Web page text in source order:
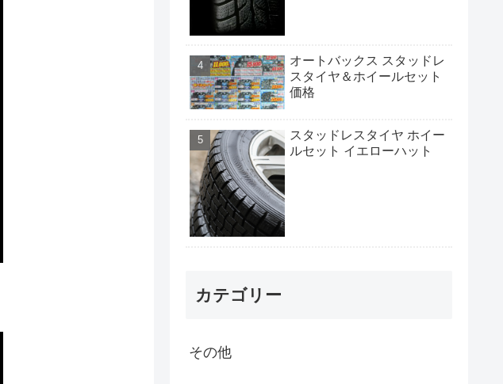
オートバックス スタッドレ
スタイヤ＆ホイールセット
価格
スタッドレスタイヤ ホイー
ルセット イエローハット
カテゴリー
その他